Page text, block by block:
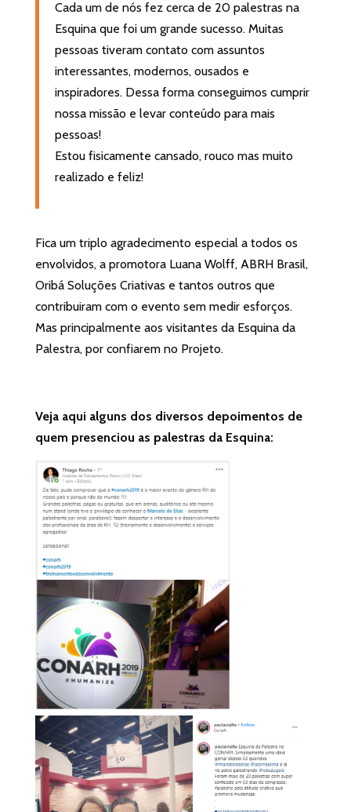
Cada um de nós fez cerca de 20 palestras na
Esquina que foi um grande sucesso. Muitas
pessoas tiveram contato com assuntos
interessantes, modernos, ousados e
inspiradores. Dessa forma conseguimos cumprir
nossa missão e levar conteúdo para mais
pessoas!
Estou fisicamente cansado, rouco mas muito
realizado e feliz!
Fica um triplo agradecimento especial a todos os
envolvidos, a promotora Luana Wolff, ABRH Brasil,
Oribá Soluções Criativas e tantos outros que
contribuiram com o evento sem medir esforços.
Mas principalmente aos visitantes da Esquina da
Palestra, por confiarem no Projeto.
Veja aqui alguns dos diversos depoimentos de
quem presenciou as palestras da Esquina: